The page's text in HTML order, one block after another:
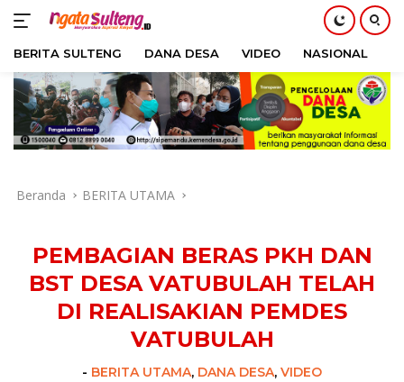
Langsung
konten
BERITA SULTENG DANA DESA VIDEO NASIONAL
Beranda BERITA UTAMA
PEMBAGIAN BERAS PKH DAN
BST DESA VATUBULAH TELAH
DI REALISAKIAN PEMDES
VATUBULAH
- BERITA UTAMA, DANA DESA, VIDEO